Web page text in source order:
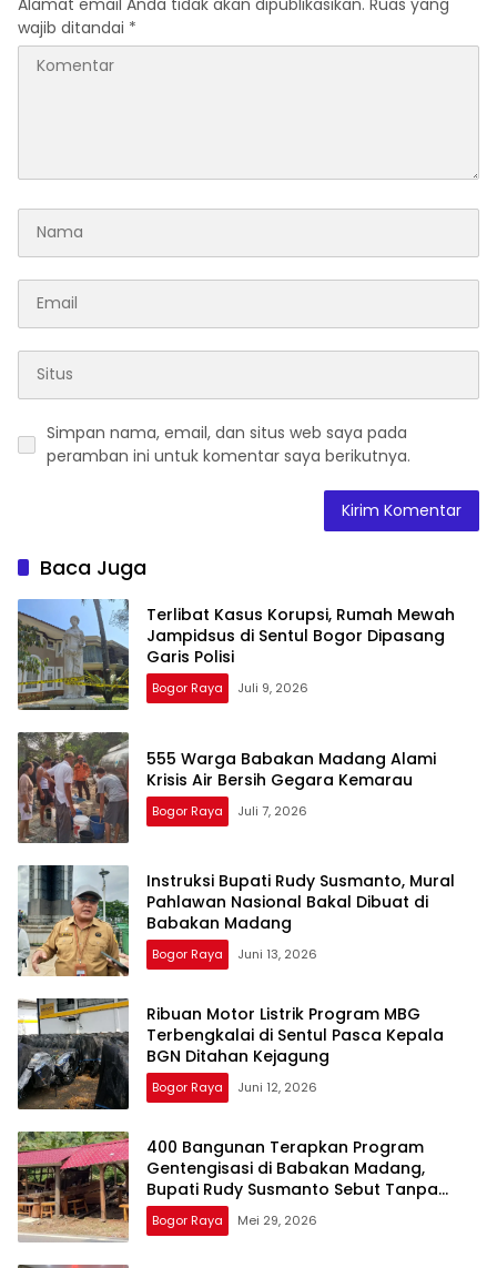
wajib ditandai *
Simpan nama, email, dan situs web saya pada
peramban ini untuk komentar saya berikutnya.
Baca Juga
Terlibat Kasus Korupsi, Rumah Mewah
Jampidsus di Sentul Bogor Dipasang
Garis Polisi
Bogor Raya Juli 9, 2026
555 Warga Babakan Madang Alami
Krisis Air Bersih Gegara Kemarau
Bogor Raya Juli 7, 2026
Instruksi Bupati Rudy Susmanto, Mural
Pahlawan Nasional Bakal Dibuat di
Babakan Madang
Bogor Raya Juni 13, 2026
Ribuan Motor Listrik Program MBG
Terbengkalai di Sentul Pasca Kepala
BGN Ditahan Kejagung
Bogor Raya Juni 12, 2026
400 Bangunan Terapkan Program
Gentengisasi di Babakan Madang,
Bupati Rudy Susmanto Sebut Tanpa
APBD
Bogor Raya Mei 29, 2026